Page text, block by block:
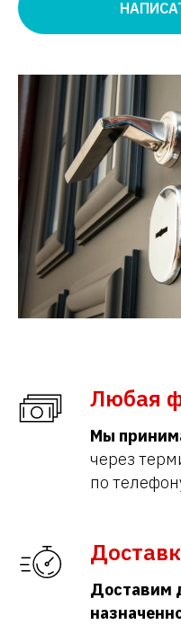
Любая
Мы
через
по
Доставим